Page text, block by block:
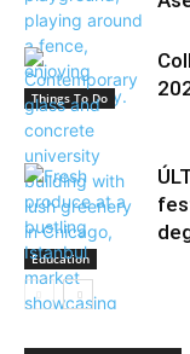
Things To Do
Education